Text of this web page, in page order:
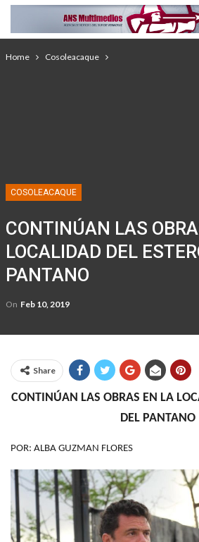
Home Cosoleacaque
COSOLEACAQUE
CONTINÚAN LAS
LOCALIDAD DEL
PANTANO
On Feb 10, 2019
Share
CONTINÚAN LAS OBRAS EN LA
DEL PANTANO
POR: ALBA GUZMAN FLORES